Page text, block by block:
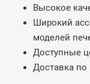
Высокое
Широкий
моделей
Доступные
Доставка по